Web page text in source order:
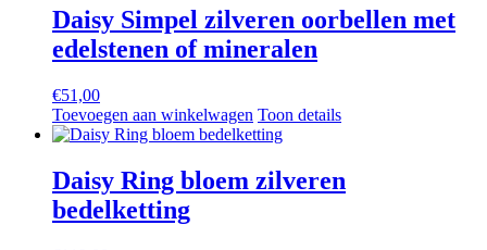
Daisy Simpel zilveren oorbellen met
edelstenen of mineralen
€51,00
Toevoegen aan winkelwagen Toon details
Daisy Ring bloem zilveren
bedelketting